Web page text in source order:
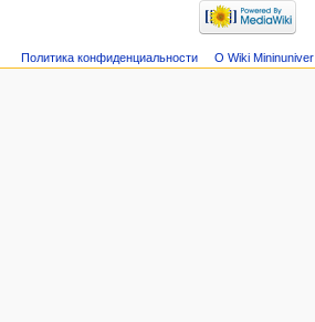
Политика конфиденциальности О Wiki Mininuniver